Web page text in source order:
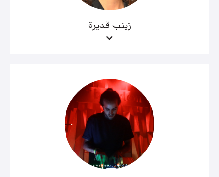
زينب قديرة